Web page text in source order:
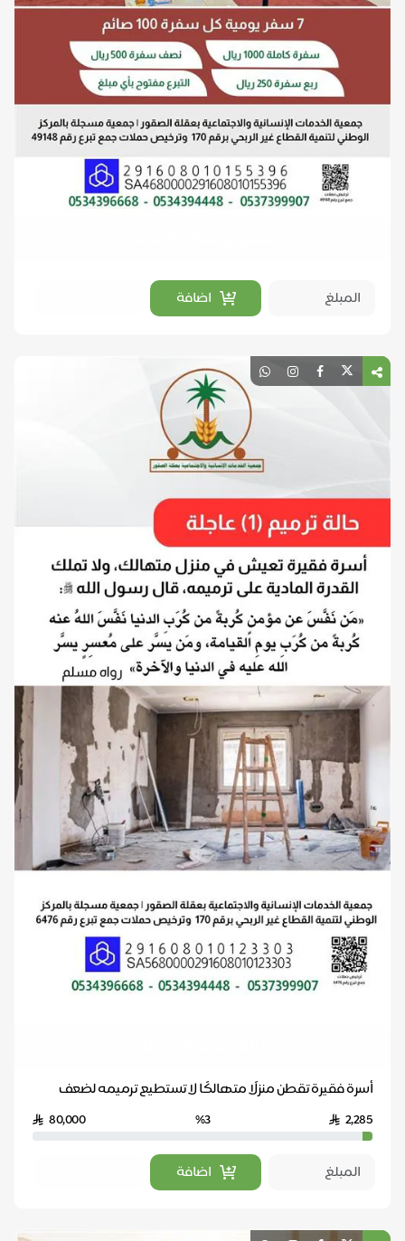
اضافة
أسرة فقيرة تقطن منزلًا متهالكًا لا تستطيع ترميمه لضعف
حالها، نأمل من أهل الخير مد يد العون لمساعدتهم...
2,285
%3
80,000
اضافة